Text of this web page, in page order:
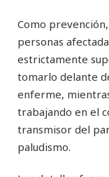
Como
personas
estrictamente
tomarlo delante
enferme,
trabajando en el
transmisor del
paludismo.